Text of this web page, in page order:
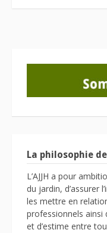
La philosophie de
L’AJJH a pour
du jardin, d’assurer
les mettre en
professionnels ainsi
et d’estime entre